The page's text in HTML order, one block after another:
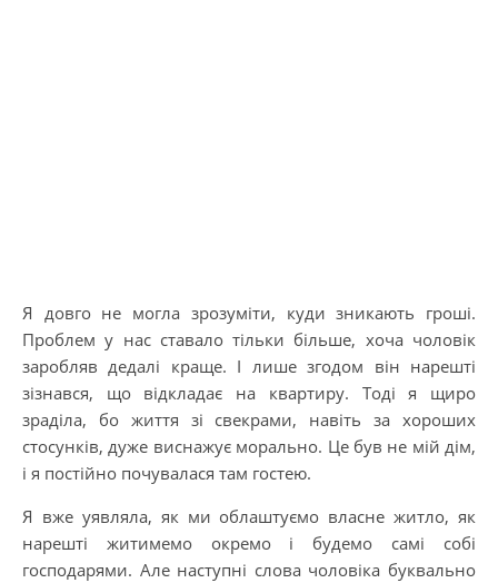
Я довго не могла зрозуміти, куди зникають гроші.
Проблем у нас ставало тільки більше, хоча чоловік
заробляв дедалі краще. І лише згодом він нарешті
зізнався, що відкладає на квартиру. Тоді я щиро
зраділа, бо життя зі свекрами, навіть за хороших
стосунків, дуже виснажує морально. Це був не мій дім,
і я постійно почувалася там гостею.
Я вже уявляла, як ми облаштуємо власне житло, як
нарешті житимемо окремо і будемо самі собі
господарями. Але наступні слова чоловіка буквально